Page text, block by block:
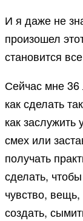
И я даже не
произошел
становится
Сейчас мне
как сделать
как
смех или
получать
сделать,
чувство,
создать,